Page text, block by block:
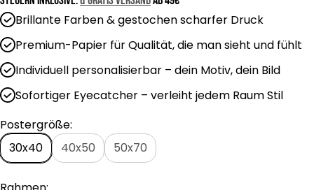
g
u
l
r
e
r
r
e
i
Brillante Farben & gestochen scharfer Druck
Premium-Papier für Qualität, die man sieht und fühlt
Individuell personalisierbar – dein Motiv, dein Bild
Sofortiger Eyecatcher – verleiht jedem Raum Stil
Postergröße:
30x40
40x50 50x70